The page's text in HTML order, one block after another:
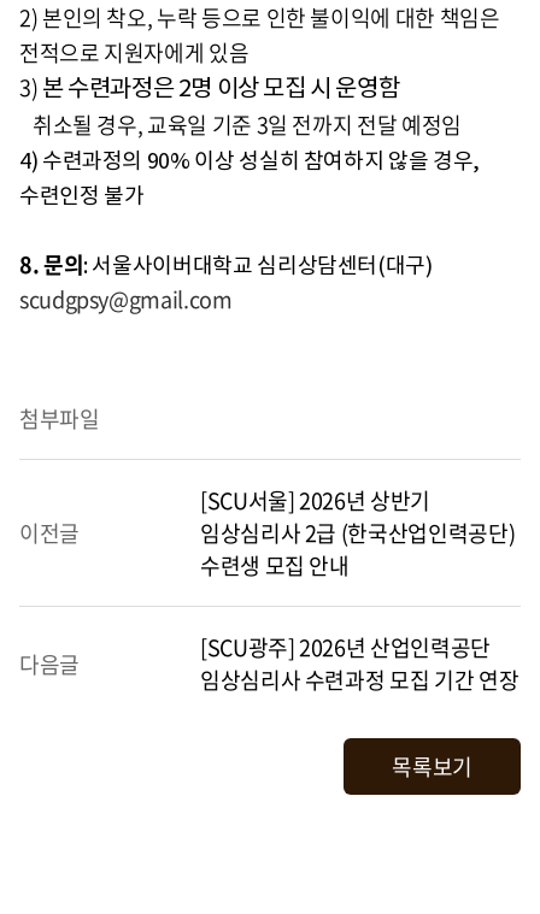
2) 본인의 착오, 누락 등으로 인한 불이익에 대한 책임은
전적으로 지원자에게 있음
3) 본 수련과정은 2명 이상 모집 시 운영함
취소될 경우, 교육일 기준 3일 전까지 전달 예정임
4) 수련과정의 90% 이상 성실히 참여하지 않을 경우,
수련인정 불가
8. 문의: 서울사이버대학교 심리상담센터(대구)
scudgpsy@gmail.com
첨부파일
이전글
[SCU서울] 2026년 상반기
임상심리사 2급 (한국산업인력공단)
수련생 모집 안내
다음글
[SCU광주] 2026년 산업인력공단
임상심리사 수련과정 모집 기간 연장
목록보기